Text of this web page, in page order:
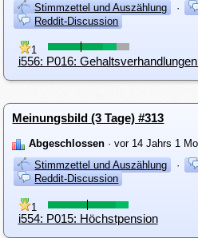
Stimmzettel und Auszählung
·
Reddit-Discussion
1
i556: P016:
Meinungsbild (3 Tage) #313
Abgeschlossen · vor 14 Jahrs 1
Stimmzettel und Auszählung
·
Reddit-Discussion
1
i554: P015: Höchstpension